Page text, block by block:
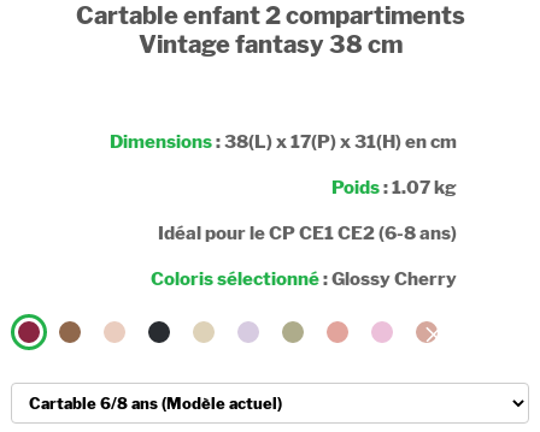
Cartable enfant 2 compartiments
Vintage fantasy 38 cm
Dimensions: 38(L) x 17(P) x 31(H) en cm
Poids: 1.07 kg
Idéal pour le CP CE1 CE2 (6-8 ans)
Coloris sélectionné:Glossy Cherry